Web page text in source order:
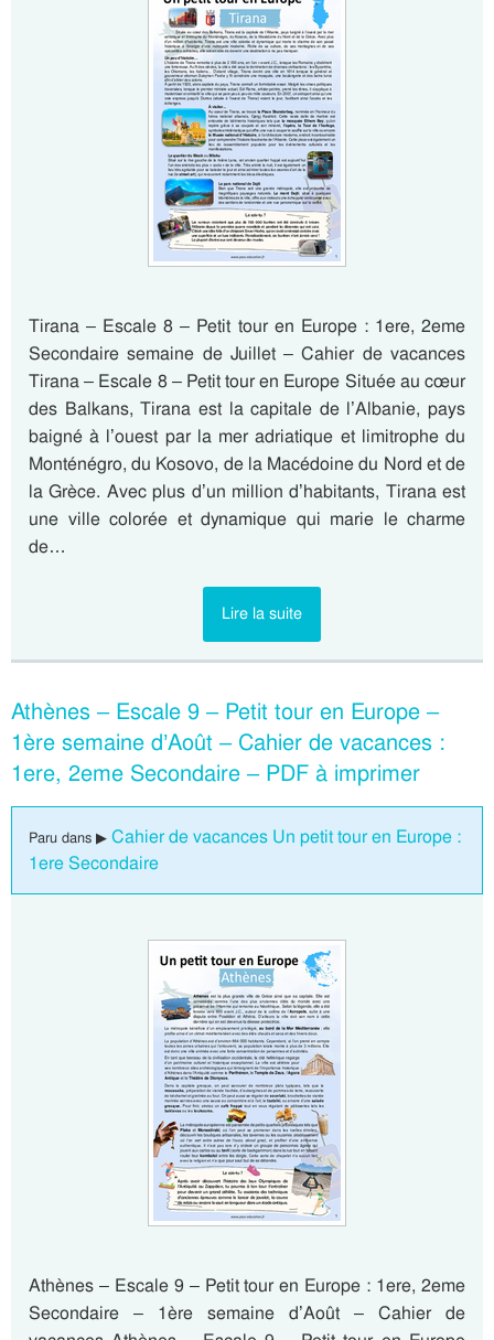
Tirana – Escale 8 – Petit tour en Europe : 1ere, 2eme
Secondaire semaine de Juillet – Cahier de vacances
Tirana – Escale 8 – Petit tour en Europe Située au cœur
des Balkans, Tirana est la capitale de l’Albanie, pays
baigné à l’ouest par la mer adriatique et limitrophe du
Monténégro, du Kosovo, de la Macédoine du Nord et de
la Grèce. Avec plus d’un million d’habitants, Tirana est
une ville colorée et dynamique qui marie le charme
de…
Lire la suite
Athènes – Escale 9 – Petit tour en Europe –
1ère semaine d’Août – Cahier de vacances :
1ere, 2eme Secondaire – PDF à imprimer
Paru dans ▶ Cahier de vacances Un petit tour en Europe :
1ere Secondaire
Athènes – Escale 9 – Petit tour en Europe : 1ere, 2eme
Secondaire – 1ère semaine d’Août – Cahier de